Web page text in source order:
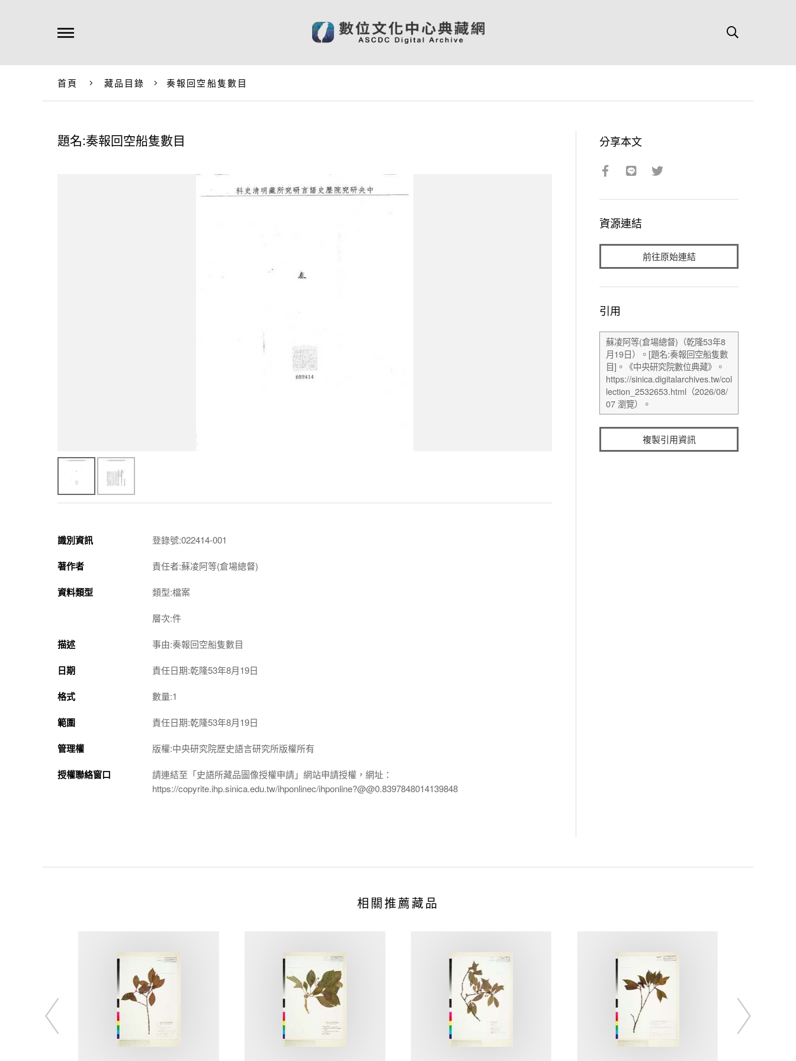
首頁 藏品目錄 奏報回空船隻數目
題名:奏報回空船隻數目
識別資訊 登錄號:022414-001
著作者 責任者:蘇凌阿等(倉場總督)
資料類型 類型:檔案
層次:件
描述 事由:奏報回空船隻數目
日期 責任日期:乾隆53年8月19日
格式 數量:1
範圍 責任日期:乾隆53年8月19日
管理權 版權:中央研究院歷史語言研究所版權所有
授權聯絡窗口
請連結至「史語所藏品圖像授權申請」網站申請授權，網址：
https://copyrite.ihp.sinica.edu.tw/ihponlinec/ihponline?@@0.8397848014139848
分享本文
資源連結
前往原始連結
引用
複製引用資訊
相關推薦藏品